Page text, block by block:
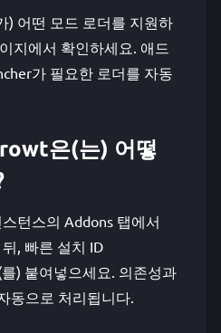
) 어떤 모드 로더를 지원하
지에서 확인하세요. 애드
가 필요한 로더를 자동
은(는) 어떻
턴스의 Addons 탭에서
, 빠른 설치 ID
) 붙여넣으세요. 의존성과
동으로 처리됩니다.